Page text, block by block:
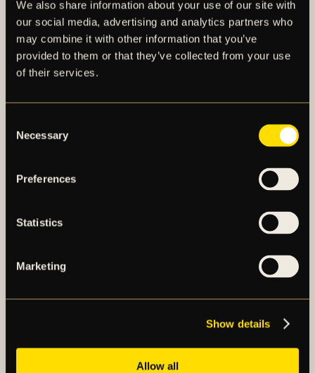
We also share information about your use of our site with
our social media, advertising and analytics partners who
may combine it with other information that you’ve
provided to them or that they’ve collected from your use
of their services.
Selection
Necessary
Preferences
Statistics
Marketing
Show details
Allow all
och slå Nationalarenans publikrekord, du försöker
prata med Per Karlsson bara 10 meter framför dig
under hela 90 minuter men du kan inte nå honom
eftersom fansen jublar som galningar, och hela
du inte kan höra dig själv och adrenalinet bryter
För alltid en av er.
pressmeddelande.